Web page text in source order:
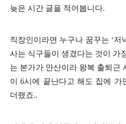
늦은 시간 글을 적어봅니다.
직장인이라면 누구나 꿈꾸는 ‘저
사는 식구들이 생겼다는 것이 가
는 본가가 안산이라 왕복 출퇴근
이 6시에 끝난다고 해도 집에 가
더랬죠..